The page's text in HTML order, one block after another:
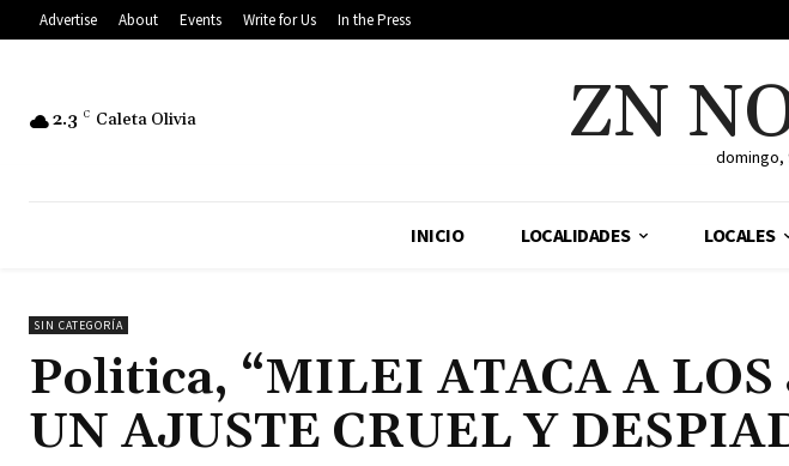
Advertise About Events Write for Us In the Press
2.3 C Caleta Olivia ZN domingo,
INICIO LOCALIDADES LOCALES
SIN CATEGORÍA
Politica, “MILEI ATACA A
UN AJUSTE CRUEL Y